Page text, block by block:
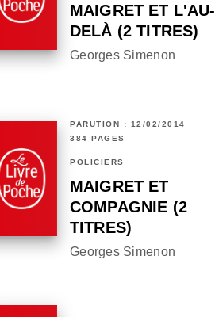
MAIGRET ET L'AU-
DELÀ (2 TITRES)
Georges Simenon
PARUTION : 12/02/2014
384 PAGES
POLICIERS
MAIGRET ET
COMPAGNIE (2
TITRES)
Georges Simenon